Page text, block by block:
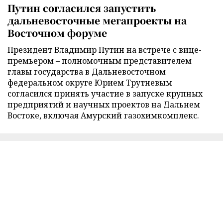
Путин согласился запустить
дальневосточные мегапроекты на
Восточном форуме
Президент Владимир Путин на встрече с вице-
премьером – полномочным представителем
главы государства в Дальневосточном
федеральном округе Юрием Трутневым
согласился принять участие в запуске крупных
предприятий и научных проектов на Дальнем
Востоке, включая Амурский газохимкомплекс.